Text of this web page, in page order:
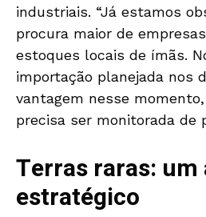
industriais. “Já estamos
procura maior de
estoques locais de ímãs.
importação planejada nos
vantagem nesse
precisa ser monitorada de
Terras raras: um
estratégico